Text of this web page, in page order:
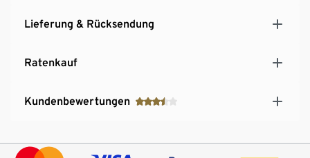
Lieferung & Rücksendung
Ratenkauf
Kundenbewertungen